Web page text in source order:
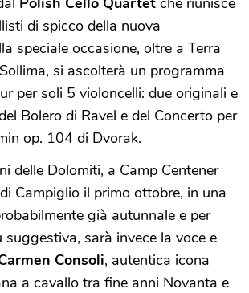
di spicco della nuova
speciale occasione, oltre a Terra
si ascolterà un programma
per soli 5 violoncelli: due originali e
Bolero di Ravel e del Concerto per
op. 104 di Dvorak.
delle Dolomiti, a Camp Centener
Campiglio il primo ottobre, in una
già autunnale e per
sarà invece la voce e
Consoli, autentica icona
a cavallo tra fine anni Novanta e